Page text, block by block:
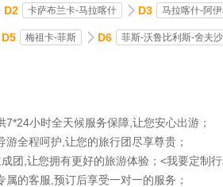
D2 卡萨布兰卡-马拉喀什 D3 马拉喀什-阿
D5 梅祖卡-菲斯 D6 菲斯-沃鲁比利斯-舍夫
7*24小时全天候服务保障,让您安心出游；
游全程呵护,让您的旅行团尽享尊贵；
团,让您拥有更好的旅游体验；<我要定制
属的客服,预订后享受一对一的服务；